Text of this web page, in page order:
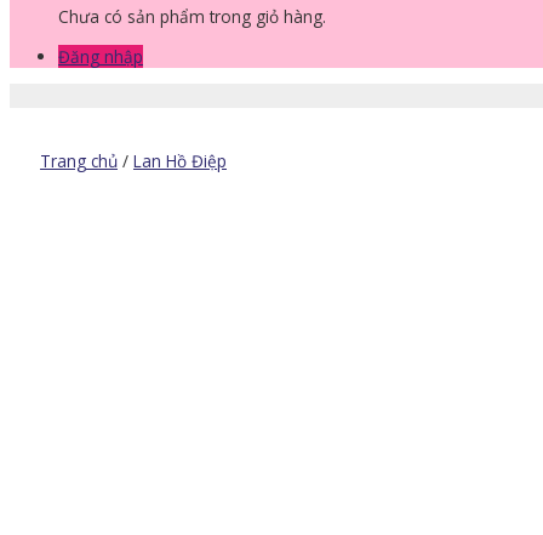
Chưa có sản phẩm trong giỏ hàng.
Đăng nhập
Trang chủ / Lan Hồ Điệp